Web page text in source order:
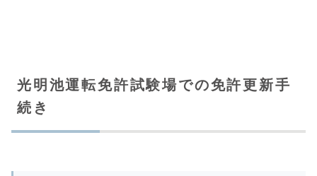
光明池運転免許試験場での免許更新手
続き